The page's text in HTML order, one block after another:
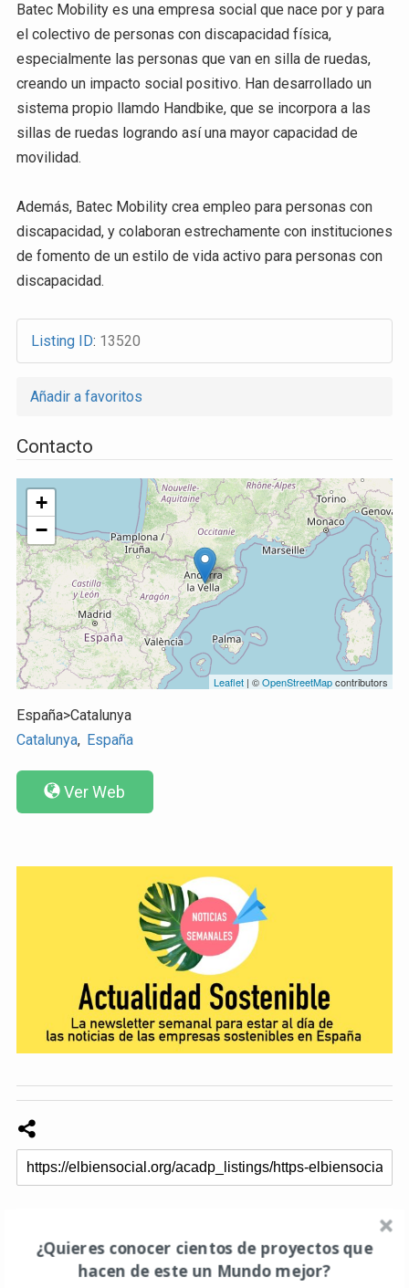
Batec Mobility es una empresa social que nace por y para
el colectivo de personas con discapacidad física,
especialmente las personas que van en silla de ruedas,
creando un impacto social positivo. Han desarrollado un
sistema propio llamdo Handbike, que se incorpora a las
sillas de ruedas logrando así una mayor capacidad de
movilidad.
Además, Batec Mobility crea empleo para personas con
discapacidad, y colaboran estrechamente con instituciones
de fomento de un estilo de vida activo para personas con
discapacidad.
Listing ID: 13520
Añadir a favoritos
Contacto
+
−
Leaflet | ©OpenStreetMapcontributors
España>Catalunya
Catalunya, España
Ver Web
¿Quieres conocer cientos de proyectos que
hacen de este un Mundo mejor?